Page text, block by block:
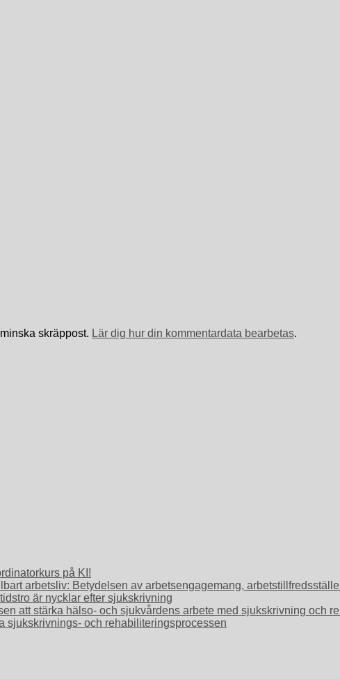
skräppost. Lär dig hur din kommentardata bearbetas.
på KI!
arbetsliv: Betydelsen av arbetsengagemang,
är nycklar efter sjukskrivning
att stärka hälso- och sjukvårdens arbete med sjukskrivning och
sjukskrivnings- och rehabiliteringsprocessen